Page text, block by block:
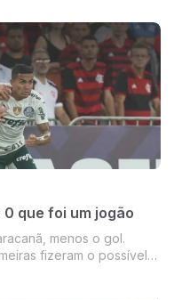
0 que foi um jogão
menos o gol.
fizeram o possível